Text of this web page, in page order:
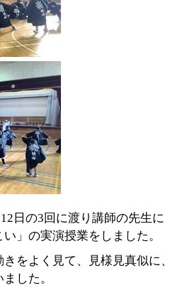
12 日の3回に渡り講師の先生に
」の実演授業をしました。
をよく見て、見様見真似に、
した。